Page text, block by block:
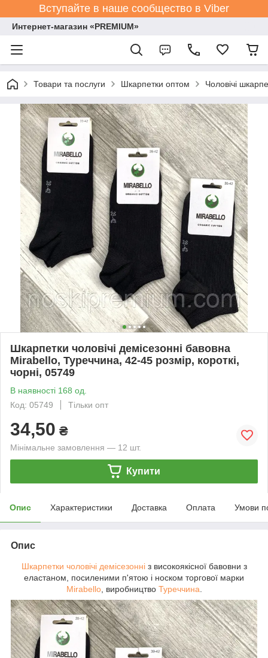
Вступайте в наше сообщество в Viber
Интернет-магазин «PREMIUM»
Товари та послуги Шкарпетки оптом Чоловічі
Шкарпетки чоловічі демісезонні бавовна
Mirabello, Туреччина, 42-45 розмір, короткі,
чорні, 05749
В наявності 168 од.
Код: 05749
Тільки опт
34,50 ₴
Мінімальне замовлення — 12 шт.
Купити
Опис Характеристики Доставка Оплата Умови
Опис
Шкарпетки чоловічі демісезонніз високоякісної бавовни з
еластаном, посиленими п'ятою і носком торгової марки
Mirabello, виробництво Туреччина